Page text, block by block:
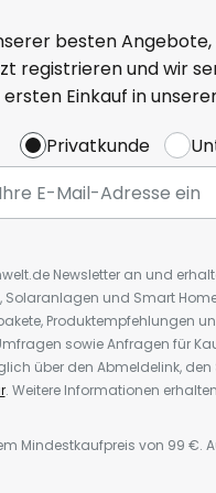
besten
registrieren und wir
Einkauf in
Privatkunde
Newsletter an und
Solaranlagen und Smart
Produktempfehlungen
sowie Anfragen für
über den Abmeldelink, den
. Weitere Informationen
Mindestkaufpreis von 99 €.